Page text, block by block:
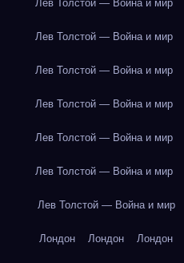
Лев Толстой — Война и мир
Лев Толстой — Война и мир
Лев Толстой — Война и мир
Лев Толстой — Война и мир
Лев Толстой — Война и мир
Лев Толстой — Война и мир
Лев Толстой — Война и мир
Лондон Лондон Лондон